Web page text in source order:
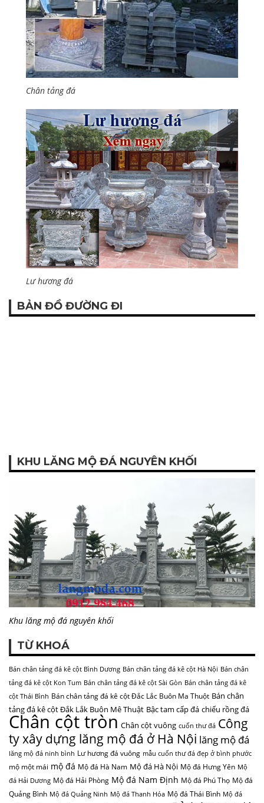
Chân tảng đá
Lư hương đá
BẢN ĐỒ ĐƯỜNG ĐI
KHU LĂNG MỘ ĐÁ NGUYÊN KHỐI
Khu lăng mộ đá nguyên khối
TỪ KHOÁ
Bán chân tảng đá kê cột Bình Dương Bán chân tảng đá kê cột Hà Nội Bán chân
tảng đá kê cột Kon Tum Bán chân tảng đá kê cột Sài Gòn Bán chân tảng đá kê
cột Thái Bình Bán chân tảng đá kê cột Đắc Lắc Buôn Ma Thuột Bán chân
tảng đá kê cột Đắk Lắk Buôn Mê Thuật Bậc tam cấp đá chiếu rồng đá
Chân cột tròn Chân cột vuông cuốn thư đá Công
ty xây dựng lăng mộ đá ở Hà Nội lăng mộ đá
lăng mộ đá ninh bình Lư hương đá vuông mẫu cuốn thư đá đẹp ở bình phước
mộ một mái mộ đá Mộ đá Hà Nam Mộ đá Hà Nội Mộ đá Hưng Yên Mộ
đá Hải Dương Mộ đá Hải Phòng Mộ đá Nam Định Mộ đá Phú Thọ Mộ đá
Quảng Bình Mộ đá Quảng Ninh Mộ đá Thanh Hóa Mộ đá Thái Bình Mộ đá